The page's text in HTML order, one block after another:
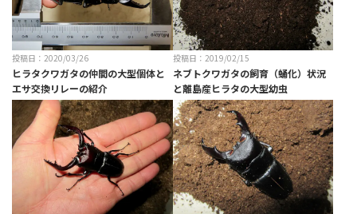
投稿日：2020/03/26
ヒラタクワガタの仲間の大型個体と
エサ交換リレーの紹介
投稿日：2019/02/15
ネブトクワガタの飼育（蛹化）状況
と離島産ヒラタの大型幼虫